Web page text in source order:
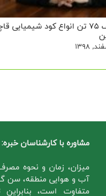
کشف ۷۵ تن انواع کود شیمیایی
مشاوره با کارشناسان خبره:
میزان، زمان و نحوه
آب و هوایی منطقه، سن
متفاوت است،